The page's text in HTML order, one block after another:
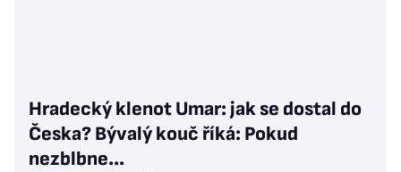
Hradecký klenot Umar: jak se dostal do
Česka? Bývalý kouč říká: Pokud
nezblbne...